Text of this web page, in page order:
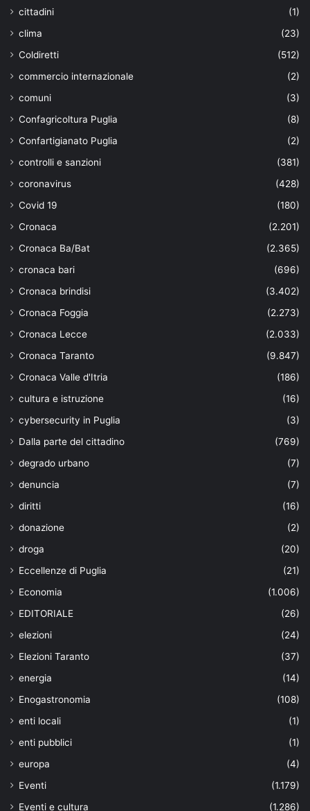
cittadini
(1)
clima
(23)
Coldiretti
(512)
commercio internazionale
(2)
comuni
(3)
Confagricoltura Puglia
(8)
Confartigianato Puglia
(2)
controlli e sanzioni
(381)
coronavirus
(428)
Covid 19
(180)
Cronaca
(2.201)
Cronaca Ba/Bat
(2.365)
cronaca bari
(696)
Cronaca brindisi
(3.402)
Cronaca Foggia
(2.273)
Cronaca Lecce
(2.033)
Cronaca Taranto
(9.847)
Cronaca Valle d'Itria
(186)
cultura e istruzione
(16)
cybersecurity in Puglia
(3)
Dalla parte del cittadino
(769)
degrado urbano
(7)
denuncia
(7)
diritti
(16)
donazione
(2)
droga
(20)
Eccellenze di Puglia
(21)
Economia
(1.006)
EDITORIALE
(26)
elezioni
(24)
Elezioni Taranto
(37)
energia
(14)
Enogastronomia
(108)
enti locali
(1)
enti pubblici
(1)
europa
(4)
Eventi
(1.179)
Eventi e cultura
(1.286)